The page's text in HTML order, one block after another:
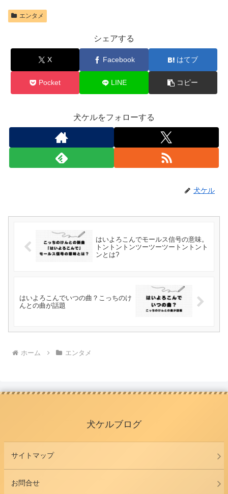
エンタメ
シェアする
X Facebook はてブ
Pocket LINE コピー
犬ケルをフォローする
犬ケル
はいよろこんでモールス信号の意味。
トントントンツーツーツートントント
ンとは?
はいよろこんでいつの曲？こっちのけ
んとの曲が話題
ホーム エンタメ
犬ケルブログ
サイトマップ
お問合せ